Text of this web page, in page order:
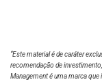
“Este material é de caráter
recomendação de
Management é uma marca que